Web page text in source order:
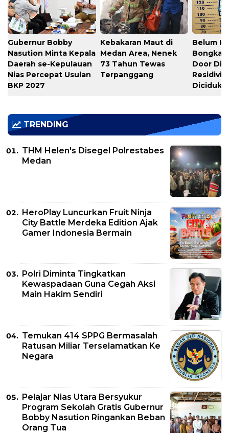
Gubernur Bobby
Nasution Minta Kepala
Daerah se-Kepulauan
Nias Percepat Usulan
BKP 2027
Kebakaran Maut di
Medan Area, Nenek
73 Tahun Tewas
Terpanggang
Belum
Bongkar
Door
Residivis
Diciduk
TRENDING
THM Helen's Disegel Polrestabes
Medan
HeroPlay Luncurkan Fruit Ninja
City Battle Merdeka Edition Ajak
Gamer Indonesia Bermain
Polri Diminta Tingkatkan
Kewaspadaan Guna Cegah Aksi
Main Hakim Sendiri
Temukan 414 SPPG Bermasalah
Ratusan Miliar Terselamatkan Ke
Negara
Pelajar Nias Utara Bersyukur
Program Sekolah Gratis Gubernur
Bobby Nasution Ringankan Beban
Orang Tua